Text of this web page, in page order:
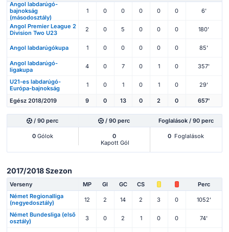
Angol labdarúgó-
bajnokság
(másodosztály)
1 0 0 0 0 0 6'
Angol Premier League 2
Division Two U23
2 0 5 0 0 0 180'
Angol labdarúgókupa 1 0 0 0 0 0 85'
Angol labdarúgó-
ligakupa
4 0 7 0 1 0 357'
U21-es labdarúgó-
Európa-bajnokság
1 0 1 0 1 0 29'
Egész 2018/2019 9 0 13 0 2 0 657'
/ 90 perc / 90 perc Foglalások / 90 perc
0Gólok
0
Kapott Gól
0 Foglalások
2017/2018 Szezon
Verseny MP Gl GC CS
Perc
Német Regionalliga
(negyedosztály)
12 2 14 2 3 0 1052'
Német Bundesliga (első
osztály)
3 0 2 1 0 0 74'